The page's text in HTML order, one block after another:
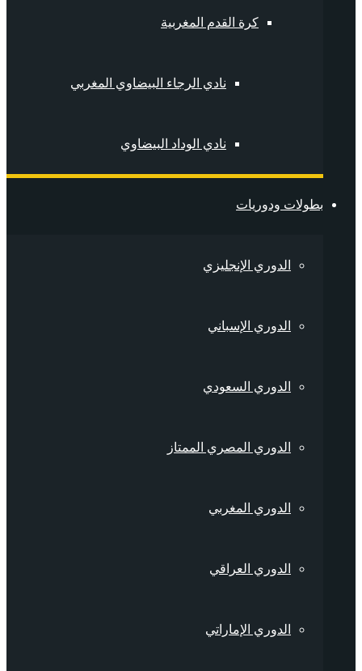
كرة القدم المغربية
نادي الرجاء البيضاوي المغربي
نادي الوداد البيضاوي
بطولات ودوريات
الدوري الإنجليزي
الدوري الإسباني
الدوري السعودي
الدوري المصري الممتاز
الدوري المغربي
الدوري العراقي
الدوري الإماراتي